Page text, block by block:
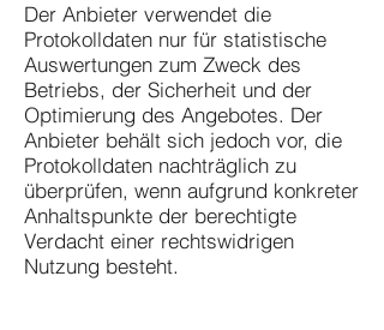
Der Anbieter verwendet die
Protokolldaten nur für statistische
Auswertungen zum Zweck des
Betriebs, der Sicherheit und der
Optimierung des Angebotes. Der
Anbieter behält sich jedoch vor, die
Protokolldaten nachträglich zu
überprüfen, wenn aufgrund konkreter
Anhaltspunkte der berechtigte
Verdacht einer rechtswidrigen
Nutzung besteht.